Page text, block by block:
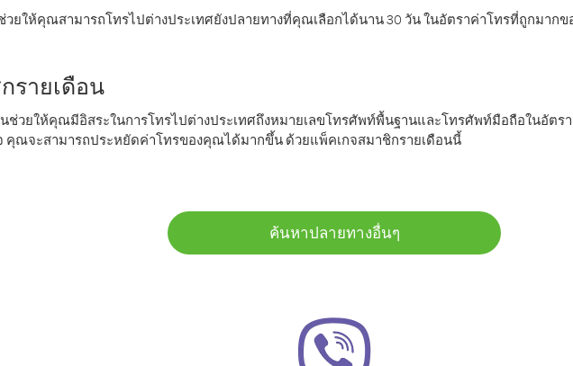
วยให้คุณสามารถโทรไปต่างประเทศยังปลายทางที่คุณเลือกได้นาน 30 วัน ในอัตราค่าโทรที่ถูกมากข
รายเดือน
ช่วยให้คุณมีอิสระในการโทรไปต่างประเทศถึงหมายเลขโทรศัพท์พื้นฐานและโทรศัพท์มือถือในอัตร
คุณจะสามารถประหยัดค่าโทรของคุณได้มากขึ้น ด้วยแพ็คเกจสมาชิกรายเดือนนี้
ค้นหาปลายทางอื่นๆ